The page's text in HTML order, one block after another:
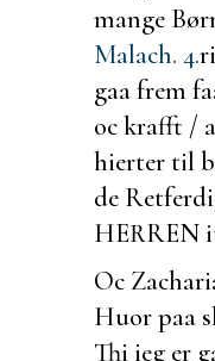
mange
Malach. 4.
gaa frem
oc krafft /
hierter til
de
HERREN
Oc
Huor paa
Thi ieg er